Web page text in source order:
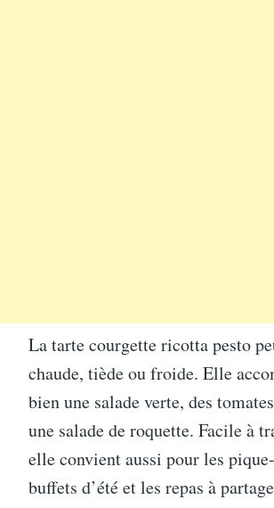
La tarte courgette ricotta pesto
chaude, tiède ou froide. Elle
bien une salade verte, des
une salade de roquette. Facile à
elle convient aussi pour les
buffets d’été et les repas à